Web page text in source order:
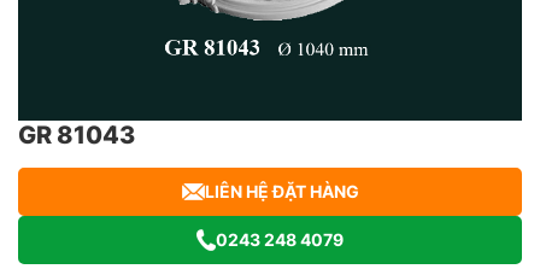
GR 81043
LIÊN HỆ ĐẶT HÀNG
0243 248 4079